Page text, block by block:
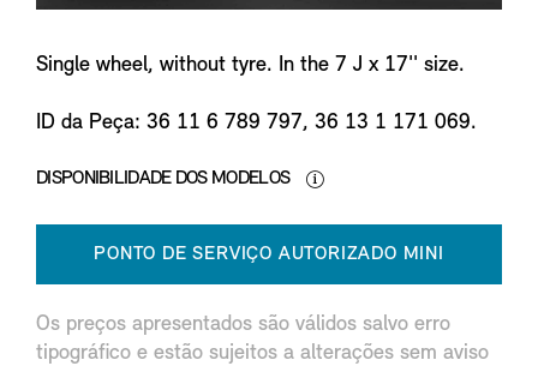
Single wheel, without tyre. In the 7 J x 17'' size.
ID da Peça: 36 11 6 789 797, 36 13 1 171 069.
DISPONIBILIDADE DOS MODELOS
PONTO DE SERVIÇO AUTORIZADO MINI
Os preços apresentados são válidos salvo erro
tipográfico e estão sujeitos a alterações sem aviso